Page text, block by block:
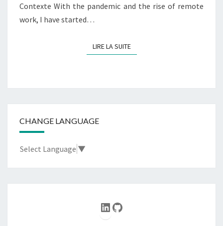
Contexte With the pandemic and the rise of remote
work, I have started…
LIRE LA SUITELIRE LA SUITE
CHANGE LANGUAGE
Select Language ▼
LinkedIn
GitHub